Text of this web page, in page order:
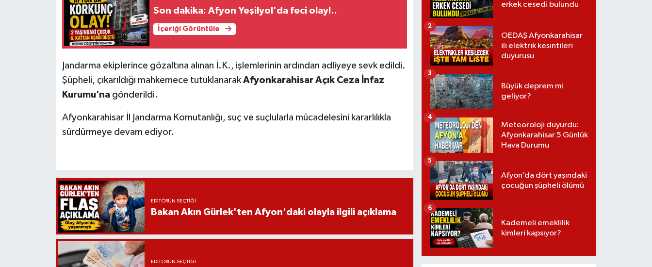
Son dakika: Afyon Yeşilyol'da feci olay!..
İçeriği Görüntüle
Jandarma ekiplerince gözaltına alınan İ.K., işlemlerinin ardından adliyeye sevk edildi.
Şüpheli, çıkarıldığı mahkemece tutuklanarak Afyonkarahisar Açık Ceza İnfaz
Kurumu’nagönderildi.
Afyonkarahisar İl Jandarma Komutanlığı, suç ve suçlularla mücadelesini kararlılıkla
sürdürmeye devam ediyor.
EDITÖRÜN SEÇTIĞI
Bakan Akın Gürlek'ten Afyon'daki olayla ilgili açıklama
EDITÖRÜN SEÇTIĞI
erkek cesedi bulundu
OEDAŞ Afyonkarahisar
ili elektrik kesintileri
duyurusu
2
Büyük deprem mi
geliyor?
3
Meteoroloji duyurdu:
Afyonkarahisar 5 Günlük
Hava Durumu
4
Afyon’da dört yaşındaki
çocuğun şüpheli ölümü
5
Kademeli emeklilik
kimleri kapsıyor?
6